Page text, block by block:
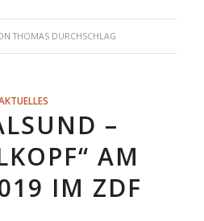
THOMAS DURCHSCHLAG
–
AM
IM ZDF